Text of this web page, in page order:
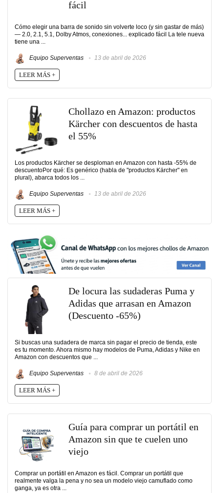
fácil
Cómo elegir una barra de sonido sin volverte loco (y sin gastar de más)
— 2.0, 2.1, 5.1, Dolby Atmos, conexiones... explicado fácil La tele nueva
tiene una ...
Equipo Superventas 13 de abril de 2026
LEER MÁS +
Chollazo en Amazon: productos
Kärcher con descuentos de hasta
el 55%
Los productos Kärcher se desploman en Amazon con hasta -55% de
descuentoPor qué: Es genérico (habla de "productos Kärcher" en
plural), abarca todos los ...
Equipo Superventas 13 de abril de 2026
LEER MÁS +
De locura las sudaderas Puma y
Adidas que arrasan en Amazon
(Descuento -65%)
Si buscas una sudadera de marca sin pagar el precio de tienda, este
es tu momento. Ahora mismo hay modelos de Puma, Adidas y Nike en
Amazon con descuentos que ...
Equipo Superventas 8 de abril de 2026
LEER MÁS +
Guía para comprar un portátil en
Amazon sin que te cuelen uno
viejo
Comprar un portátil en Amazon es fácil. Comprar un portátil que
realmente valga la pena y no sea un modelo viejo camuflado como
ganga, ya es otra ...